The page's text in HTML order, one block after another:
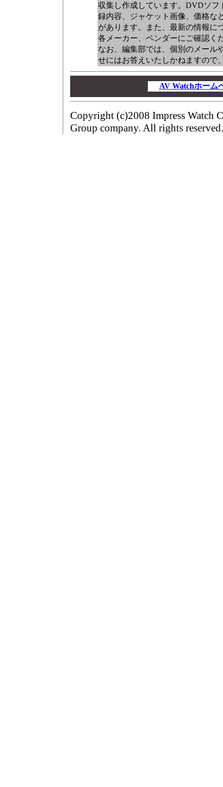
収集し作成しています。DVDソフ
録内容、ジャケット画像、価格な
があります。また、最新の情報に
各メーカー、ベンダーにご確認く
なお、編集部では、個別のメール
せにはお答えいたしかねますので
AV Watchホーム
Copyright (c)2008 Impress Watch
Group company. All rights reserved.